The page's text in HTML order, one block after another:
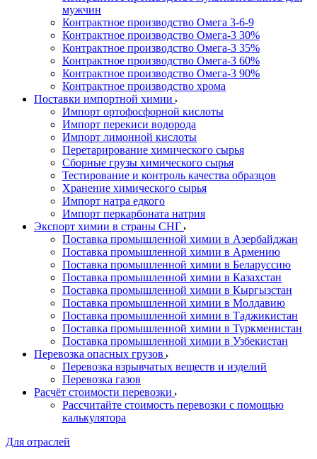
мужчин
Контрактное производство Омега 3-6-9
Контрактное производство Омега-3 30%
Контрактное производство Омега-3 35%
Контрактное производство Омега-3 60%
Контрактное производство Омега-3 90%
Контрактное производство хрома
Поставки импортной химии
Импорт ортофосфорной кислоты
Импорт перекиси водорода
Импорт лимонной кислоты
Перетарирование химического сырья
Сборные грузы химического сырья
Тестирование и контроль качества образцов
Хранение химического сырья
Импорт натра едкого
Импорт перкарбоната натрия
Экспорт химии в страны СНГ
Поставка промышленной химии в Азербайджан
Поставка промышленной химии в Армению
Поставка промышленной химии в Беларуссию
Поставка промышленной химии в Казахстан
Поставка промышленной химии в Кыргызстан
Поставка промышленной химии в Молдавию
Поставка промышленной химии в Таджикистан
Поставка промышленной химии в Туркменистан
Поставка промышленной химии в Узбекистан
Перевозка опасных грузов
Перевозка взрывчатых веществ и изделий
Перевозка газов
Расчёт стоимости перевозки
Рассчитайте стоимость перевозки с помощью
калькулятора
Для отраслей